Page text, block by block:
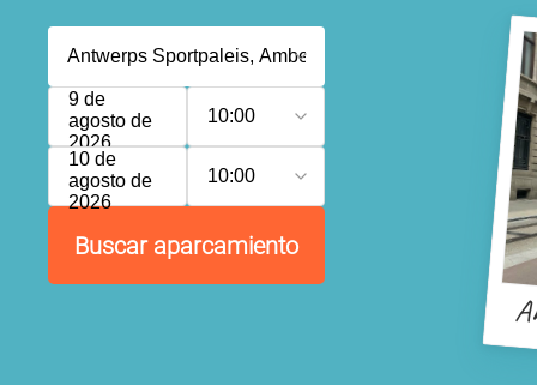
9 de
agosto de
2026
10:00
10 de
agosto de
2026
10:00
Buscar aparcamiento